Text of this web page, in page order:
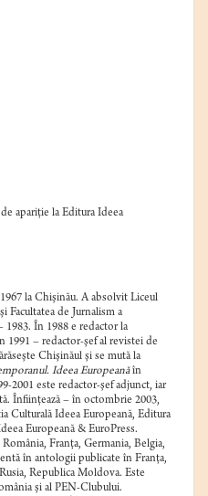
apariţie la Editura Ideea
la Chişinău. A absolvit Liceul
Facultatea de Jurnalism a
În 1988 e redactor la
1991 – redactor-şef al revistei de
Chişinăul şi se mută la
Ideea Europeanăîn
2001 este redactor-şef adjunct, iar
Înfiinţează – în octombrie 2003,
Culturală Ideea Europeană, Editura
Europeană & EuroPress.
Franţa, Germania, Belgia,
în antologii publicate în Franţa,
Republica Moldova. Este
şi al PEN-Clubului.